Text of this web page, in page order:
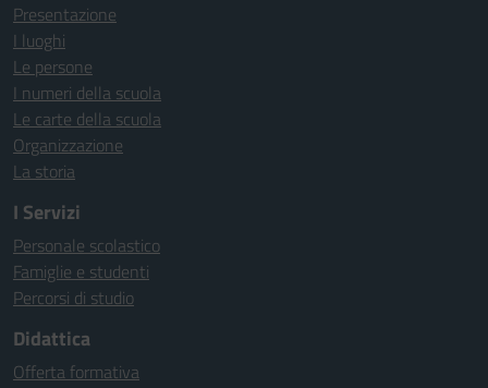
Presentazione
I luoghi
Le persone
I numeri della scuola
Le carte della scuola
Organizzazione
La storia
I Servizi
Personale scolastico
Famiglie e studenti
Percorsi di studio
Didattica
Offerta formativa